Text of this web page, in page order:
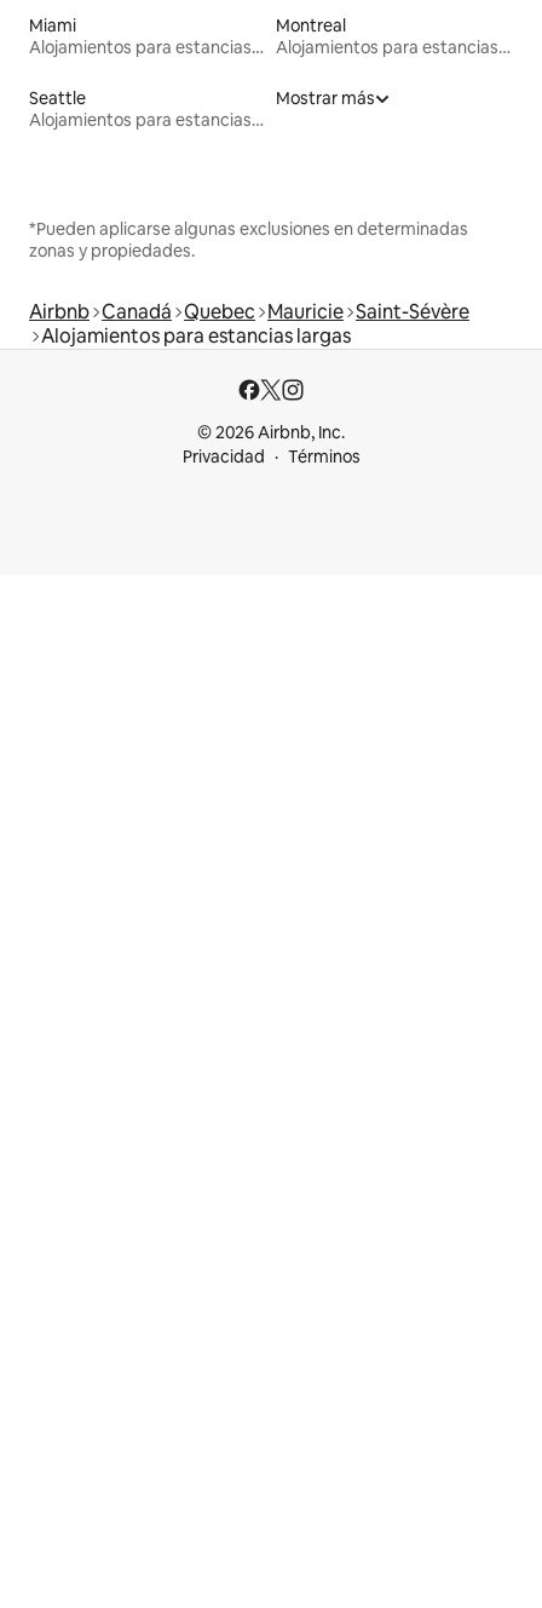
Miami
Alojamientos para estancias largas
Montreal
Alojamientos para estancias largas
Seattle
Alojamientos para estancias largas
Mostrar más
*Pueden aplicarse algunas exclusiones en determinadas
zonas y propiedades.
Airbnb Canadá Quebec Mauricie Saint-Sévère
Alojamientos para estancias largas
© 2026 Airbnb, Inc.
Privacidad
Términos